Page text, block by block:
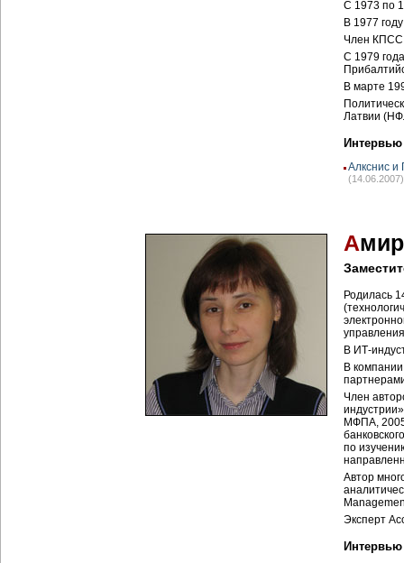
С 1973 по
В 1977
Член КПСС
С 1979
В марте
Латвии
Интервью
Алкснис и
(14.06.2007)
А
Родилась
В ИТ-
В
Член
МФПА,
по
Автор
Эксперт
Интервью